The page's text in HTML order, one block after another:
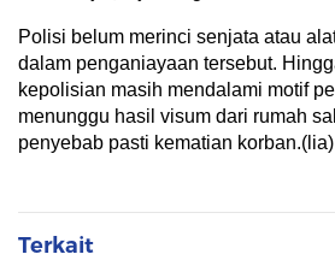
Polisi belum merinci senjata atau
dalam penganiayaan tersebut.
kepolisian masih mendalami motif
menunggu hasil visum dari rumah
penyebab pasti kematian korban.(lia)
Terkait